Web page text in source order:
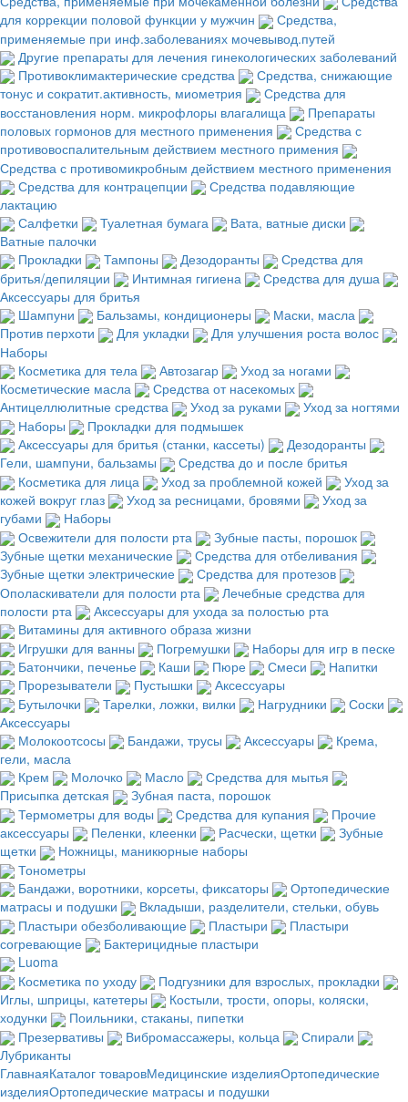
для коррекции половой функции у мужчин
Средства,
применяемые при инф.заболеваниях мочевывод.путей
Другие препараты для лечения гинекологических заболеваний
Противоклимактерические средства
Средства, снижающие
тонус и сократит.активность, миометрия
Средства для
восстановления норм. микрофлоры влагалища
Препараты
половых гормонов для местного применения
Средства с
противовоспалительным действием местного примения
Средства с противомикробным действием местного применения
Средства для контрацепции
Средства подавляющие
лактацию
Салфетки
Туалетная бумага
Вата, ватные диски
Ватные палочки
Прокладки
Тампоны Дезодоранты
Средства для
бритья/депиляции
Интимная гигиена
Средства для душа
Аксессуары для бритья
Шампуни
Бальзамы, кондиционеры
Маски, масла
Против перхоти
Для укладки
Для улучшения роста волос
Наборы
Косметика для тела
Автозагар
Уход за ногами
Косметические масла
Средства от насекомых
Антицеллюлитные средства
Уход за руками
Уход за ногтями
Наборы
Прокладки для подмышек
Аксессуары для бритья (станки, кассеты)
Дезодоранты
Гели, шампуни, бальзамы
Средства до и после бритья
Косметика для лица
Уход за проблемной кожей
Уход за
кожей вокруг глаз
Уход за ресницами, бровями
Уход за
губами
Наборы
Освежители для полости рта
Зубные пасты, порошок
Зубные щетки механические
Средства для отбеливания
Зубные щетки электрические
Средства для протезов
Ополаскиватели для полости рта
Лечебные средства для
полости рта
Аксессуары для ухода за полостью рта
Витамины для активного образа жизни
Игрушки для ванны
Погремушки
Наборы для игр в песке
Батончики, печенье
Каши Пюре Смеси
Напитки
Прорезыватели
Пустышки
Аксессуары
Бутылочки
Тарелки, ложки, вилки Нагрудники
Соски
Аксессуары
Молокоотсосы
Бандажи, трусы Аксессуары
Крема,
гели, масла
Крем
Молочко Масло
Средства для мытья
Присыпка детская
Зубная паста, порошок
Термометры для воды
Средства для купания
Прочие
аксессуары
Пеленки, клеенки Расчески, щетки
Зубные
щетки
Ножницы, маникюрные наборы
Тонометры
Бандажи, воротники, корсеты, фиксаторы
Ортопедические
матрасы и подушки
Вкладыши, разделители, стельки, обувь
Пластыри обезболивающие
Пластыри
Пластыри
согревающие
Бактерицидные пластыри
Luoma
Косметика по уходу
Подгузники для взрослых, прокладки
Иглы, шприцы, катетеры
Костыли, трости, опоры, коляски,
ходунки
Поильники, стаканы, пипетки
Презервативы
Вибромассажеры, кольца
Спирали
Лубриканты
ГлавнаяКаталог товаровМедицинские изделияОртопедические
изделияОртопедические матрасы и подушки